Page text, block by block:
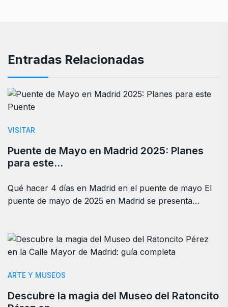
Entradas Relacionadas
VISITAR
Puente de Mayo en Madrid 2025: Planes
para este…
Qué hacer 4 días en Madrid en el puente de mayo El
puente de mayo de 2025 en Madrid se presenta…
ARTE Y MUSEOS
Descubre la magia del Museo del Ratoncito